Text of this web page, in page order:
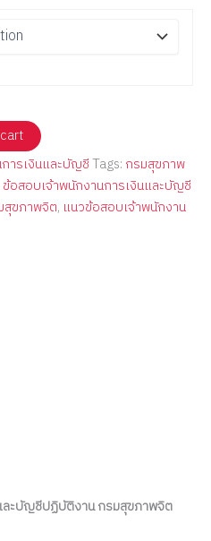
ารเงินและบัญชีTags: กรมสุขภาพ
ข้อสอบเจ้าพนักงานการเงินและบัญชี
ขภาพจิต, แนวข้อสอบเจ้าพนักงาน
ละบัญชีปฏิบัติงาน กรมสุขภาพจิต